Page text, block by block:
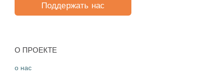
Поддержать нас
O ПРОЕКТЕ
о нас